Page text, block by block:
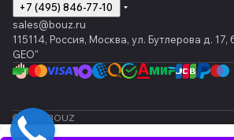
+7 (495) 846-77-10
sales@bouz.ru
115114, Россия, Москва, ул. Бутлерова д. 17,
GEO"
© 2026 BOUZ